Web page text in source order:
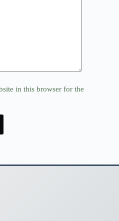
in this browser for the